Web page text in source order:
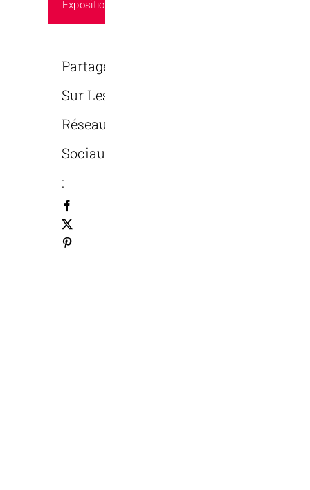
Exposition
Partager
Sur Les
Réseaux
Sociaux
: